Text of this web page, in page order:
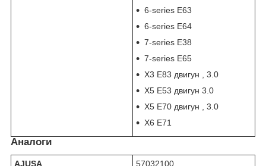
6-series E63
6-series E64
7-series E38
7-series E65
X3 E83 двигун , 3.0
X5 E53 двигун 3.0
X5 E70 двигун , 3.0
X6 E71
Аналоги
AJUSA 57032100